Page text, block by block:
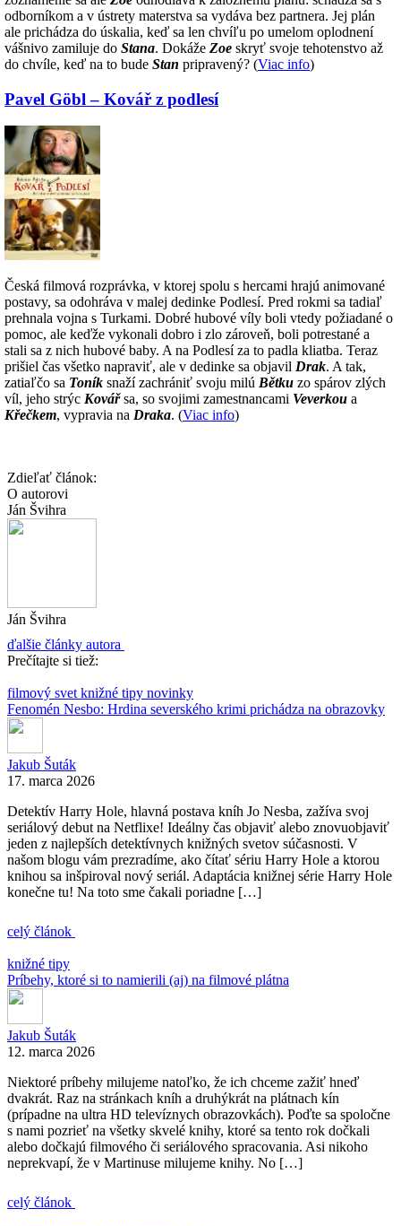
odborníkom a v ústrety materstva sa vydáva bez partnera. Jej plán
ale prichádza do úskalia, keď sa len chvíľu po umelom oplodnení
vášnivo zamiluje do Stana. Dokáže Zoe skryť svoje tehotenstvo až
do chvíle, keď na to bude Stan pripravený? (Viac info)
Pavel Göbl – Kovář z podlesí
Česká filmová rozprávka, v ktorej spolu s hercami hrajú animované
postavy, sa odohráva v malej dedinke Podlesí. Pred rokmi sa tadiaľ
prehnala vojna s Turkami. Dobré hubové víly boli vtedy požiadané o
pomoc, ale keďže vykonali dobro i zlo zároveň, boli potrestané a
stali sa z nich hubové baby. A na Podlesí za to padla kliatba. Teraz
prišiel čas všetko napraviť, ale v dedinke sa objavil Drak. A tak,
zatiaľčo sa Toník snaží zachrániť svoju milú Bětku zo spárov zlých
víl, jeho strýc Kovářsa, so svojimi zamestnancami Veverkou a
Křečkem, vypravia na Draka. (Viac info)
Zdieľať článok:
O autorovi
Ján Švihra
Ján Švihra
ďalšie články autora
Prečítajte si tiež:
filmový svetknižné tipy novinky
Fenomén Nesbo: Hrdina severského krimi prichádza na obrazovky
Jakub Šuták
17. marca 2026
Detektív Harry Hole, hlavná postava kníh Jo Nesba, zažíva svoj
seriálový debut na Netflixe! Ideálny čas objaviť alebo znovuobjaviť
jeden z najlepších detektívnych knižných svetov súčasnosti. V
našom blogu vám prezradíme, ako čítať sériu Harry Hole a ktorou
knihou sa inšpiroval nový seriál. Adaptácia knižnej série Harry Hole
konečne tu! Na toto sme čakali poriadne […]
celý článok
knižné tipy
Príbehy, ktoré si to namierili (aj) na filmové plátna
Jakub Šuták
12. marca 2026
Niektoré príbehy milujeme natoľko, že ich chceme zažiť hneď
dvakrát. Raz na stránkach kníh a druhýkrát na plátnach kín
(prípadne na ultra HD televíznych obrazovkách). Poďte sa spoločne
s nami pozrieť na všetky skvelé knihy, ktoré sa tento rok dočkali
alebo dočkajú filmového či seriálového spracovania. Asi nikoho
neprekvapí, že v Martinuse milujeme knihy. No […]
celý článok